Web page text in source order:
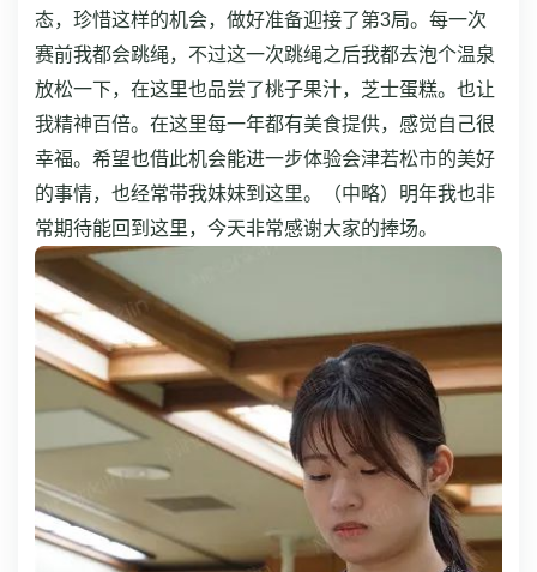
态，珍惜这样的机会，做好准备迎接了第3局。 每一次
赛前我都会跳绳，不过这一次跳绳之后我都去泡个温泉
放松一下，在这里也品尝了桃子果汁，芝士蛋糕。也让
我精神百倍。在这里每一年都有美食提供，感觉自己很
幸福。希望也借此机会能进一步体验会津若松市的美好
的事情，也经常带我妹妹到这里。（中略）明年我也非
常期待能回到这里，今天非常感谢大家的捧场。